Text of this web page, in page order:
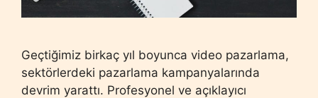
Geçtiğimiz birkaç yıl boyunca video pazarlama,
sektörlerdeki pazarlama kampanyalarında
devrim yarattı. Profesyonel ve açıklayıcı